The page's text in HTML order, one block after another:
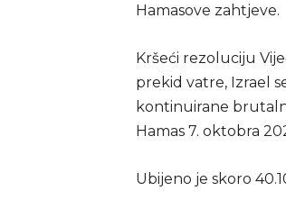
Hamasove zahtjeve.
Kršeći rezoluciju
prekid vatre, Izrael
kontinuirane
Hamas 7. oktobra
Ubijeno je skoro